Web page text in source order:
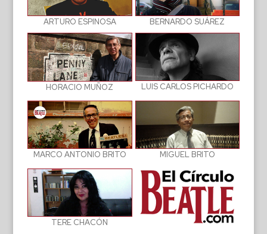
ARTURO ESPINOSA BERNARDO SUÁREZ
HORACIO MUÑOZ LUIS CARLOS PICHARDO
MARCO ANTONIO BRITO MIGUEL BRITO
TERE CHACÓN